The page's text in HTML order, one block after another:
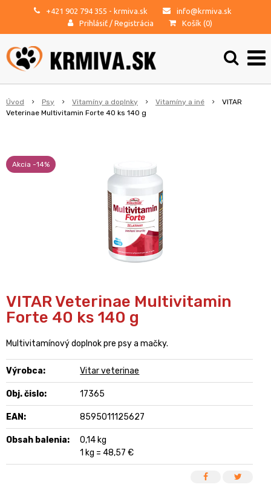
+421 902 794 355 - krmiva.sk
info@krmiva.sk
Prihlásiť / Registrácia Košík (0)
Úvod Psy Vitamíny a doplnky Vitamíny a iné
VITAR
Veterinae Multivitamin Forte 40 ks 140 g
Akcia -14%
VITAR Veterinae Multivitamin
Forte 40 ks 140 g
Multivitamínový doplnok pre psy a mačky.
Výrobca: Vitar veterinae
Obj. čislo: 17365
EAN: 8595011125627
Obsah balenia:
0,14 kg
1 kg = 48,57 €